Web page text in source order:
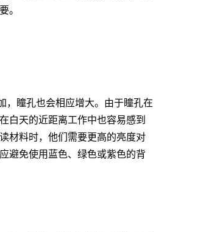
。
，瞳孔也会相应增大。由于瞳孔在
白天的近距离工作中也容易感到
材料时，他们需要更高的亮度对
避免使用蓝色、绿色或紫色的背